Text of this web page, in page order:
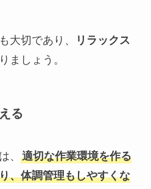
も大切であり、
リラックス
ましょう。
る
、 適切な作業環境を作る
、体調管理もしやすくな